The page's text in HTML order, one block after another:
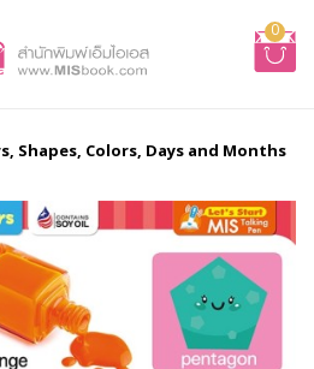
0
Shapes, Colors, Days and Months